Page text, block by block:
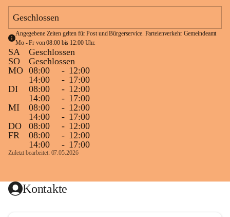
Geschlossen
Angegebene Zeiten gelten für Post und Bürgerservice. Parteienverkehr Gemeindeamt
Mo - Fr von 08:00 bis 12:00 Uhr.
SA
Geschlossen
SO
Geschlossen
MO 08:00 - 12:00
14:00
- 17:00
DI
08:00 - 12:00
14:00
- 17:00
MI
08:00 - 12:00
14:00
- 17:00
DO
08:00 - 12:00
FR
08:00 - 12:00
14:00
- 17:00
Zuletzt bearbeitet: 07.05.2026
Kontakte